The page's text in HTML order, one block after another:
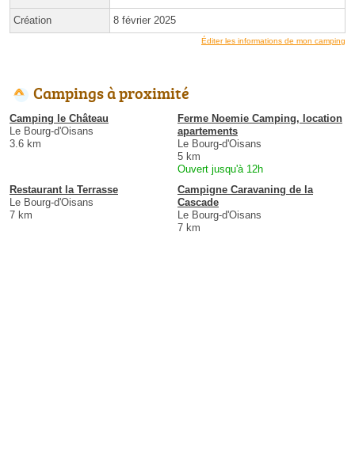
Création 8 février 2025
Éditer les informations de mon camping
Campings à proximité
Camping le Château
Le Bourg-d'Oisans
3.6 km
Ferme Noemie Camping, location
apartements
Le Bourg-d'Oisans
5 km
Ouvert jusqu'à 12h
Restaurant la Terrasse
Le Bourg-d'Oisans
7 km
Campigne Caravaning de la
Cascade
Le Bourg-d'Oisans
7 km